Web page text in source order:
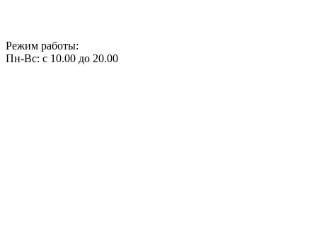
Режим работы:
Пн-Вс: с 10.00 до 20.00